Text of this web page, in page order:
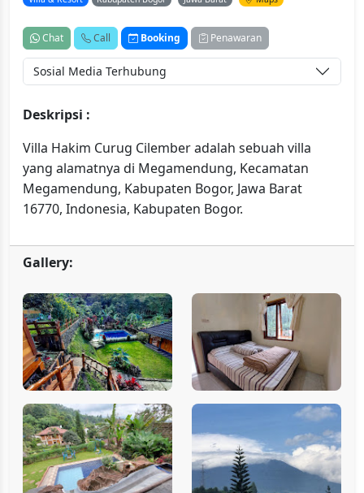
Chat Call Booking Penawaran
Sosial Media Terhubung
Deskripsi :
Villa Hakim Curug Cilember adalah sebuah villa
yang alamatnya di Megamendung, Kecamatan
Megamendung, Kabupaten Bogor, Jawa Barat
16770, Indonesia, Kabupaten Bogor.
Gallery: